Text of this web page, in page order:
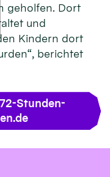
geholfen. Dort
und
Kindern dort
berichtet
Stunden-